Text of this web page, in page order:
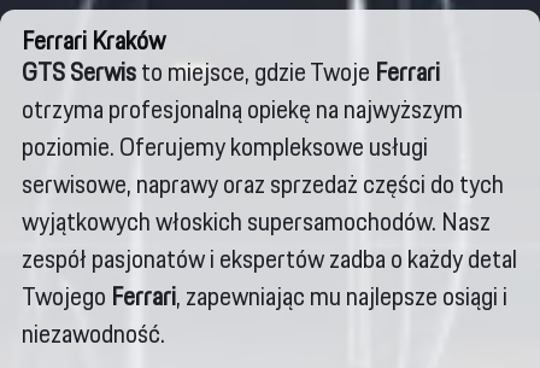
Ferrari Kraków
GTS Serwisto miejsce, gdzie Twoje Ferrari
otrzyma profesjonalną opiekę na najwyższym
poziomie. Oferujemy kompleksowe usługi
serwisowe, naprawy oraz sprzedaż części do tych
wyjątkowych włoskich supersamochodów. Nasz
zespół pasjonatów i ekspertów zadba o każdy detal
Twojego Ferrari, zapewniając mu najlepsze osiągi i
niezawodność.